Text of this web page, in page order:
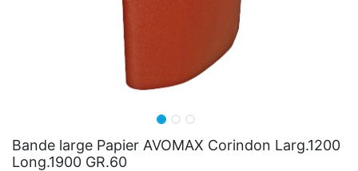
Bande large Papier AVOMAX Corindon Larg.1200
Long.1900 GR.60